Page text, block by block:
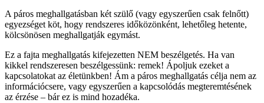
A páros meghallgatásban két szülő (vagy egyszerűen csak felnőtt)
egyezséget köt, hogy rendszeres időközönként, lehetőleg hetente,
kölcsönösen meghallgatják egymást.
Ez a fajta meghallgatás kifejezetten NEM beszélgetés. Ha van
kikkel rendszeresen beszélgessünk: remek! Ápoljuk ezeket a
kapcsolatokat az életünkben! Ám a páros meghallgatás célja nem az
információcsere, vagy egyszerűen a kapcsolódás megteremtésének
az érzése – bár ez is mind hozadéka.